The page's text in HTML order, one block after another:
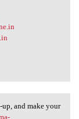
and make your